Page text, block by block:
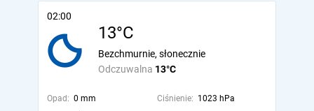
02:00
13°C
Odczuwalna 13°C
Bezchmurnie, słonecznie
Opad: 0 mm Ciśnienie: 1023 hPa